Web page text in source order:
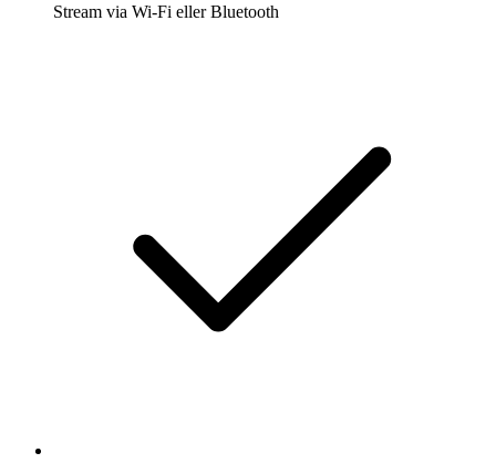
Stream via Wi-Fi eller Bluetooth